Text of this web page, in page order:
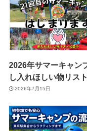
2026年サマーキャン
し入れほしい物リスト
2026年7月15日